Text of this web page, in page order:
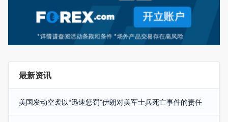
最新资讯
美国发动空袭以“迅速惩罚”伊朗对美军士兵死亡事件的责任